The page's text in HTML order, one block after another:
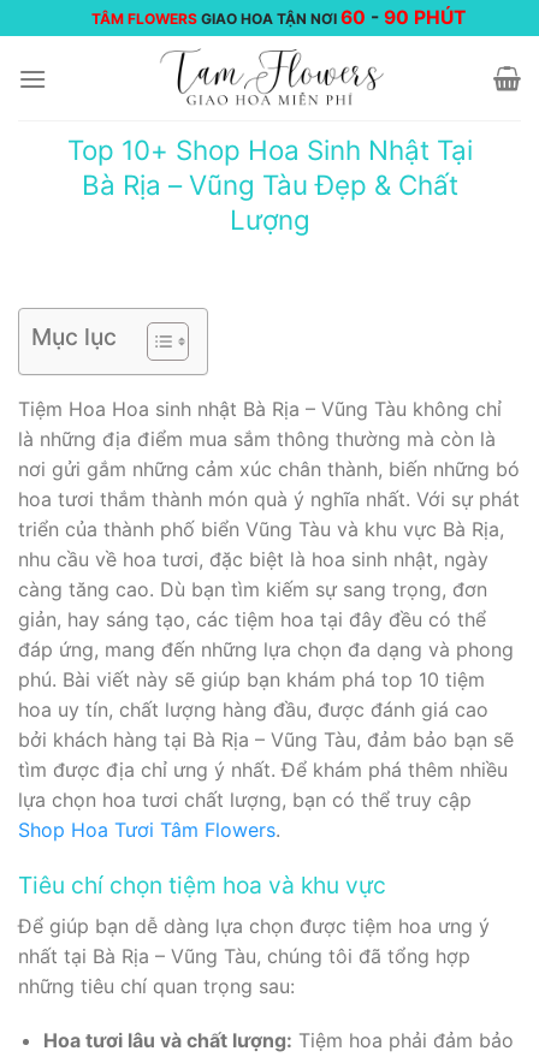
đến
nội
TÂM FLOWERS GIAO HOA TẬN NƠI 60 -90 PHÚT
Top 10+ Shop Hoa Sinh Nhật Tại
Bà Rịa – Vũng Tàu Đẹp & Chất
Lượng
Mục lục
Tiệm Hoa Hoa sinh nhật Bà Rịa – Vũng Tàu không chỉ
là những địa điểm mua sắm thông thường mà còn là
nơi gửi gắm những cảm xúc chân thành, biến những bó
hoa tươi thắm thành món quà ý nghĩa nhất. Với sự phát
triển của thành phố biển Vũng Tàu và khu vực Bà Rịa,
nhu cầu về hoa tươi, đặc biệt là hoa sinh nhật, ngày
càng tăng cao. Dù bạn tìm kiếm sự sang trọng, đơn
giản, hay sáng tạo, các tiệm hoa tại đây đều có thể
đáp ứng, mang đến những lựa chọn đa dạng và phong
phú. Bài viết này sẽ giúp bạn khám phá top 10 tiệm
hoa uy tín, chất lượng hàng đầu, được đánh giá cao
bởi khách hàng tại Bà Rịa – Vũng Tàu, đảm bảo bạn sẽ
tìm được địa chỉ ưng ý nhất. Để khám phá thêm nhiều
lựa chọn hoa tươi chất lượng, bạn có thể truy cập
Shop Hoa Tươi Tâm Flowers.
Tiêu chí chọn tiệm hoa và khu vực
Để giúp bạn dễ dàng lựa chọn được tiệm hoa ưng ý
nhất tại Bà Rịa – Vũng Tàu, chúng tôi đã tổng hợp
những tiêu chí quan trọng sau:
Hoa tươi lâu và chất lượng: Tiệm hoa phải đảm bảo